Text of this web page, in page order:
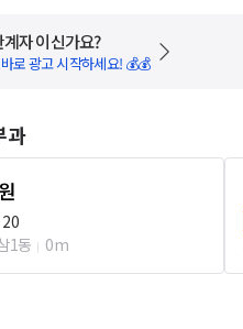
자 이신가요?
로 광고 시작하세요! 💰💰
과
20
1동
0m